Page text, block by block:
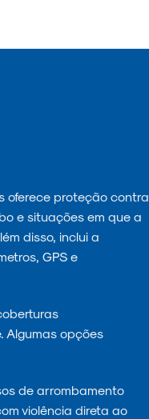
oferece proteção contra
e situações em que a
disso, inclui a
GPS e
Algumas opções
de arrombamento
violência direta ao